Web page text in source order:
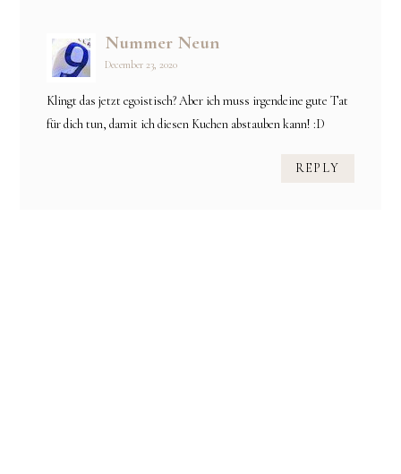
Nummer Neun
December 23, 2020
Klingt das jetzt egoistisch? Aber ich muss irgendeine gute Tat
für dich tun, damit ich diesen Kuchen abstauben kann! :D
REPLY